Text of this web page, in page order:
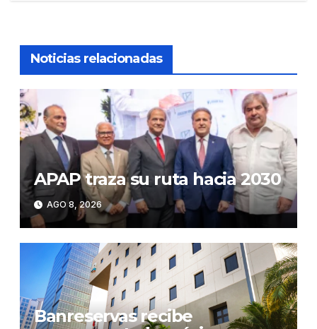
Noticias relacionadas
APAP traza su ruta hacia 2030
AGO 8, 2026
Banreservas recibe